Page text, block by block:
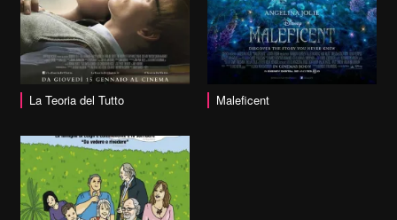
La Teoria del Tutto
vai alla scheda Maleficent